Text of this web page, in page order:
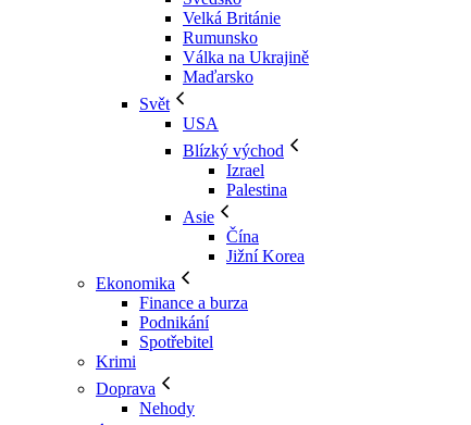
Velká Británie
Rumunsko
Válka na Ukrajině
Maďarsko
Svět
USA
Blízký východ
Izrael
Palestina
Asie
Čína
Jižní Korea
Ekonomika
Finance a burza
Podnikání
Spotřebitel
Krimi
Doprava
Nehody